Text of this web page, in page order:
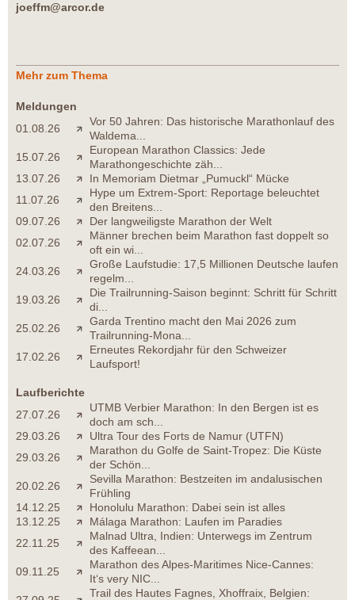
joeffm@arcor.de
Mehr zum Thema
Meldungen
01.08.26
Vor 50 Jahren: Das historische Marathonlauf des
Waldema...
15.07.26
European Marathon Classics: Jede
Marathongeschichte zäh...
13.07.26
In Memoriam Dietmar „Pumuckl“ Mücke
11.07.26
Hype um Extrem-Sport: Reportage beleuchtet
den Breitens...
09.07.26
Der langweiligste Marathon der Welt
02.07.26
Männer brechen beim Marathon fast doppelt so
oft ein wi...
24.03.26
Große Laufstudie: 17,5 Millionen Deutsche laufen
regelm...
19.03.26
Die Trailrunning-Saison beginnt: Schritt für Schritt
di...
25.02.26
Garda Trentino macht den Mai 2026 zum
Trailrunning-Mona...
17.02.26
Erneutes Rekordjahr für den Schweizer
Laufsport!
Laufberichte
27.07.26
UTMB Verbier Marathon: In den Bergen ist es
doch am sch...
29.03.26
Ultra Tour des Forts de Namur (UTFN)
29.03.26
Marathon du Golfe de Saint-Tropez: Die Küste
der Schön...
20.02.26
Sevilla Marathon: Bestzeiten im andalusischen
Frühling
14.12.25
Honolulu Marathon: Dabei sein ist alles
13.12.25
Málaga Marathon: Laufen im Paradies
22.11.25
Malnad Ultra, Indien: Unterwegs im Zentrum
des Kaffeean...
09.11.25
Marathon des Alpes-Maritimes Nice-Cannes:
It‘s very NIC...
Trail des Hautes Fagnes, Xhoffraix, Belgien: